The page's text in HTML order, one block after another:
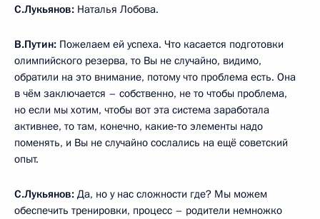
С.Лукьянов: Наталья Лобова.
В.Путин: Пожелаем ей успеха. Что касается подготовки
олимпийского резерва, то Вы не случайно, видимо,
обратили на это внимание, потому что проблема есть. Она
в чём заключается – собственно, не то чтобы проблема,
но если мы хотим, чтобы вот эта система заработала
активнее, то там, конечно, какие‑то элементы надо
поменять, и Вы не случайно сослались на ещё советский
опыт.
С.Лукьянов: Да, но у нас сложности где? Мы можем
обеспечить тренировки, процесс – родители немножко